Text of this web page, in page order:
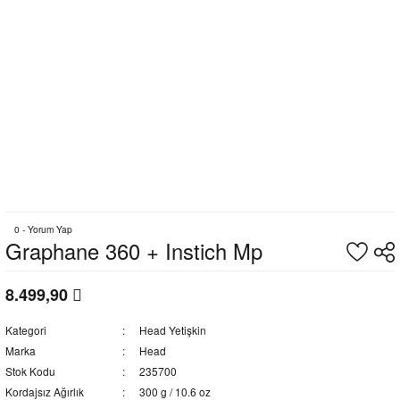
0 - Yorum Yap
Graphane 360 + Instich Mp
8.499,90
Kategori
Head Yetişkin
Marka
Head
Stok Kodu
235700
Kordajsız Ağırlık
300 g / 10.6 oz